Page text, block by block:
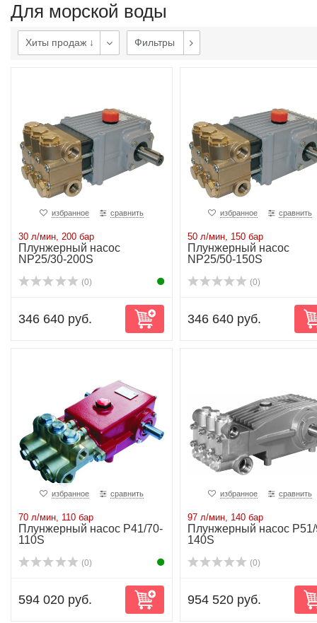
Для морской воды
Хиты продаж ↓ Фильтры
избранное сравнить
30 л/мин, 200 бар
Плунжерный насос
NP25/30-200S
(0)
346 640 руб.
избранное сравнить
50 л/мин, 150 бар
Плунжерный насос
NP25/50-150S
(0)
346 640 руб.
избранное сравнить
70 л/мин, 110 бар
Плунжерный насос P41/70-
110S
(0)
594 020 руб.
избранное сравнить
97 л/мин, 140 бар
Плунжерный насос
140S
(0)
954 520 руб.